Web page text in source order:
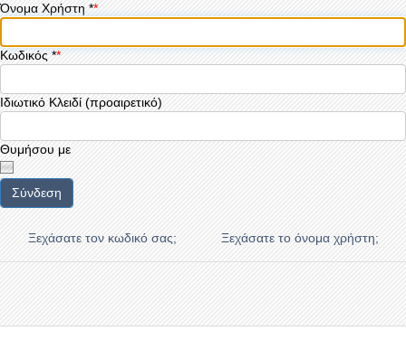
Όνομα Χρήστη *
Κωδικός*
Ιδιωτικό Κλειδί (προαιρετικό)
Θυμήσου με
Σύνδεση
Ξεχάσατε τον κωδικό σας; Ξεχάσατε το όνομα χρήστη;